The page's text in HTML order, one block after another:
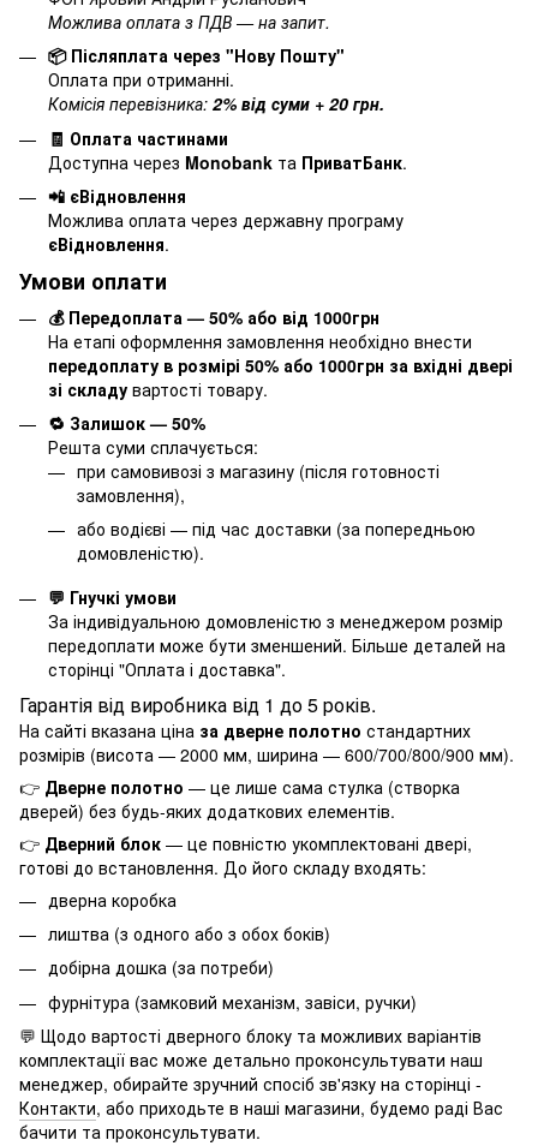
Можлива оплата з ПДВ — на запит.
📦 Післяплата через "Нову Пошту"
Оплата при отриманні.
Комісія перевізника: 2% від суми + 20 грн.
🧾 Оплата частинами
Доступна через Monobank та ПриватБанк.
📲 єВідновлення
Можлива оплата через державну програму
єВідновлення.
Умови оплати
💰 Передоплата — 50% або від 1000грн
На етапі оформлення замовлення необхідно внести
передоплату в розмірі 50% або 1000грн за вхідні двері
зі складу вартості товару.
🔁 Залишок — 50%
Решта суми сплачується:
при самовивозі з магазину (після готовності
замовлення),
або водієві — під час доставки (за попередньою
домовленістю).
💬 Гнучкі умови
За індивідуальною домовленістю з менеджером розмір
передоплати може бути зменшений. Більше деталей на
сторінці "Оплата і доставка".
Гарантія від виробника від 1 до 5 років.
На сайті вказана ціна за дверне полотно стандартних
розмірів (висота — 2000 мм, ширина — 600/700/800/900 мм).
👉 Дверне полотно — це лише сама стулка (створка
дверей) без будь-яких додаткових елементів.
👉 Дверний блок — це повністю укомплектовані двері,
готові до встановлення. До його складу входять:
дверна коробка
лиштва (з одного або з обох боків)
добірна дошка (за потреби)
фурнітура (замковий механізм, завіси, ручки)
💬 Щодо вартості дверного блоку та можливих варіантів
комплектації вас може детально проконсультувати наш
менеджер, обирайте зручний спосіб зв'язку на сторінці -
Контакти, або приходьте в наші магазини, будемо раді Вас
бачити та проконсультувати.